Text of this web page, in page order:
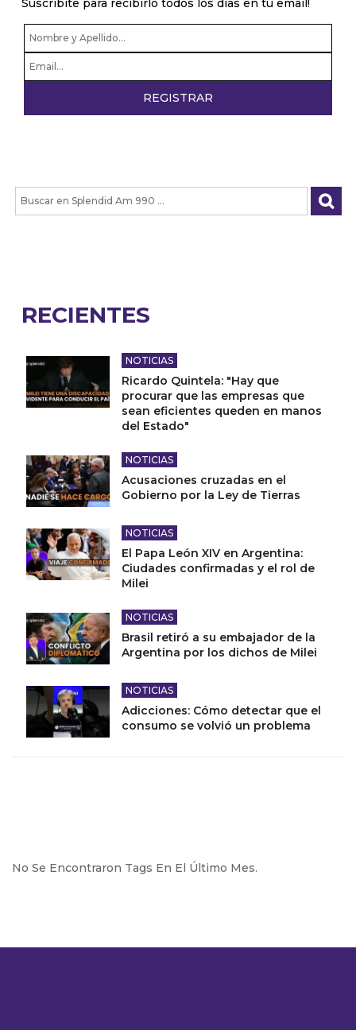
RECIENTES
NOTICIAS
Ricardo Quintela: "Hay que
procurar que las empresas que
sean eficientes queden en manos
del Estado"
NOTICIAS
Acusaciones cruzadas en el
Gobierno por la Ley de Tierras
NOTICIAS
El Papa León XIV en Argentina:
Ciudades confirmadas y el rol de
Milei
NOTICIAS
Brasil retiró a su embajador de la
Argentina por los dichos de Milei
NOTICIAS
Adicciones: Cómo detectar que el
consumo se volvió un problema
No Se Encontraron Tags En El Último Mes.